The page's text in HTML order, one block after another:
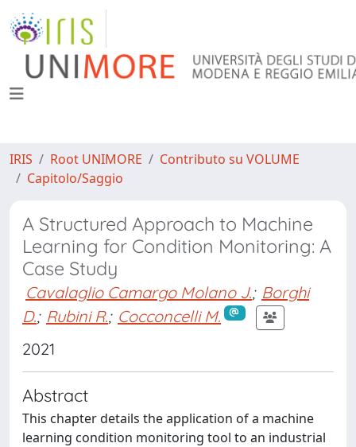
IRIS Root UNIMORE
Contributo su VOLUME
Capitolo/Saggio
A Structured Approach to Machine
Learning for Condition Monitoring: A
Case Study
Cavalaglio Camargo Molano J.; Borghi
D.; Rubini R.; Cocconcelli M.
2021
Abstract
This chapter details the application of a machine
learning condition monitoring tool to an industrial